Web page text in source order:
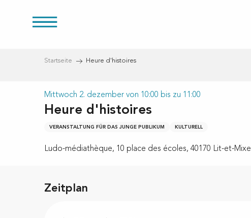
Startseite Heure d'histoires
Mittwoch 2. dezember von 10:00 bis zu 11:00
Heure d'histoires
VERANSTALTUNG FÜR DAS JUNGE PUBLIKUM KULTURELL
Ludo-médiathèque, 10 place des écoles, 40170 Lit-et-Mixe
Zeitplan